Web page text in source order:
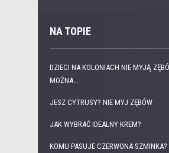
NA TOPIE
DZIECI NA KOLONIACH NIE MYJĄ
MOŻNA...
JESZ CYTRUSY? NIE MYJ ZĘBÓW
JAK WYBRAĆ IDEALNY KREM?
KOMU PASUJE CZERWONA SZMINKA?